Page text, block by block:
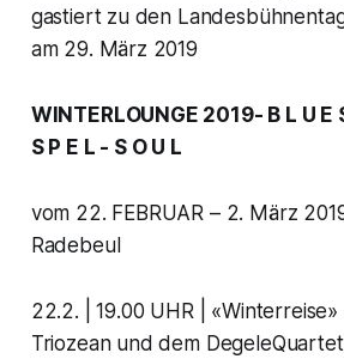
gastiert zu den
am 29. März 2019
WINTERLOUNGE 2019- B L U E
S P E L - S O U L
vom 22. FEBRUAR – 2. März
Radebeul
22.2. | 19.00 UHR |
Triozean und dem